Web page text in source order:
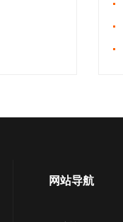
网站导航